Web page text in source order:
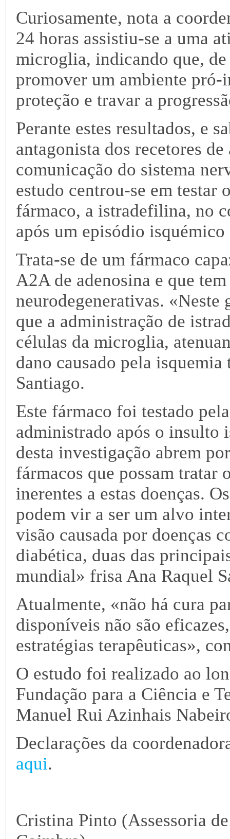
Curiosamente, nota a
24 horas assistiu-se a uma
microglia, indicando que,
promover um ambiente
proteção e travar a
Perante estes resultados, e
antagonista dos recetores
comunicação do sistema
estudo centrou-se em testar
fármaco, a istradefilina, no
após um episódio
Trata-se de um fármaco
A2A de adenosina e que
neurodegenerativas. «Neste
que a administração de
células da microglia,
dano causado pela
Santiago.
Este fármaco foi testado
administrado após o insulto
desta investigação abrem
fármacos que possam tratar
inerentes a estas doenças.
podem vir a ser um alvo
visão causada por doenças
diabética, duas das
mundial» frisa Ana Raquel
Atualmente, «não há cura
disponíveis não são
estratégias terapêuticas»,
O estudo foi realizado ao
Fundação para a Ciência e
Manuel Rui Azinhais
Declarações da
aqui.
Cristina Pinto (Assessoria